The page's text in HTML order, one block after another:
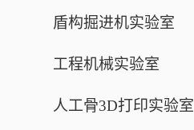
盾构掘进机实验室
工程机械实验室
人工骨3D打印实验室